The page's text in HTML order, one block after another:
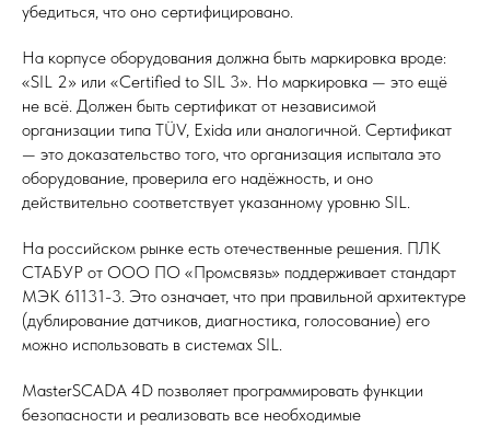
убедиться, что оно сертифицировано.
На корпусе оборудования должна быть маркировка вроде:
«SIL 2» или «Certified to SIL 3». Но маркировка — это ещё
не всё. Должен быть сертификат от независимой
организации типа TÜV, Exida или аналогичной. Сертификат
— это доказательство того, что организация испытала это
оборудование, проверила его надёжность, и оно
действительно соответствует указанному уровню SIL.
На российском рынке есть отечественные решения. ПЛК
СТАБУР от ООО ПО «Промсвязь» поддерживает стандарт
МЭК 61131-3. Это означает, что при правильной архитектуре
(дублирование датчиков, диагностика, голосование) его
можно использовать в системах SIL.
MasterSCADA 4D позволяет программировать функции
безопасности и реализовать все необходимые